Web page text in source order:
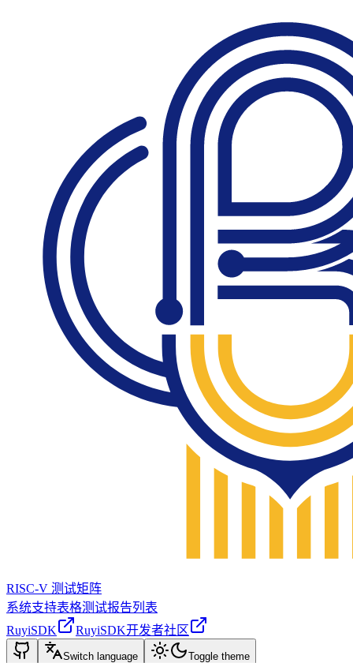
RISC-V 测试矩阵
系统支持表格测试报告列表
RuyiSDK
RuyiSDK开发者社区
Switch language Toggle theme